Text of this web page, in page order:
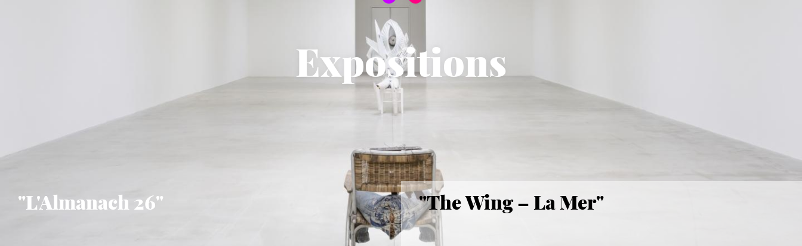
Consortium
Expositions
"L'Almanach 26" "The Wing – La Mer"